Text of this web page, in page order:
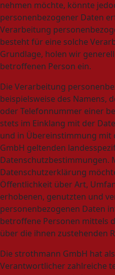
nehmen möchte, könnte
personenbezogener Daten
Verarbeitung
besteht für eine solche
Grundlage, holen wir
betroffenen Person ein.
Die Verarbeitung
beispielsweise des Namens,
oder Telefonnummer einer
stets im Einklang mit der
und in Übereinstimmung
GmbH geltenden
Datenschutzbestimmungen.
Datenschutzerklärung
Öffentlichkeit über Art,
erhobenen, genutzten und
personenbezogenen Daten
betroffene Personen mittels
über die ihnen zustehenden
Die strothmann GmbH hat
Verantwortlicher zahlreiche